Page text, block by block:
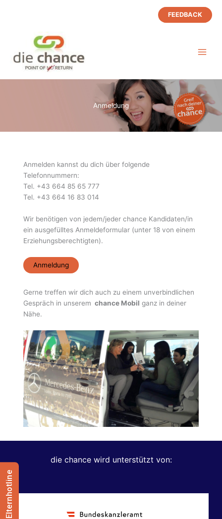
FEEDBACK
Anmeldung
Anmelden kannst du dich über folgende
Telefonnummern:
Tel. +43 664 85 65 777
Tel. +43 664 16 83 014
Wir benötigen von jedem/jeder chance Kandidaten/in
ein ausgefülltes Anmeldeformular (unter 18 von einem
Erziehungsberechtigten).
Anmeldung
Gerne treffen wir dich auch zu einem unverbindlichen
Gespräch in unserem chance Mobil ganz in deiner
Nähe.
die chance wird unterstützt von:
Elternhotline